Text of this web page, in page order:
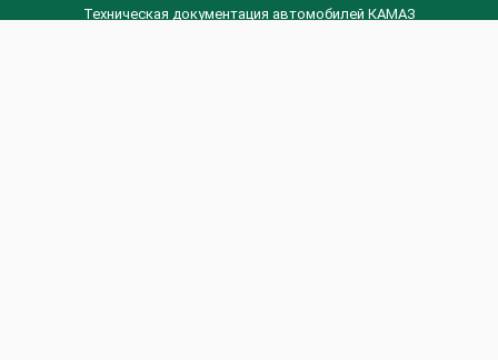
Техническая документация автомобилей КАМАЗ